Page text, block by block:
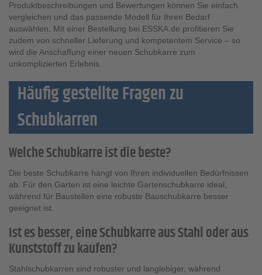
Produktbeschreibungen und Bewertungen können Sie einfach
vergleichen und das passende Modell für Ihren Bedarf
auswählen. Mit einer Bestellung bei ESSKA.de profitieren Sie
zudem von schneller Lieferung und kompetentem Service – so
wird die Anschaffung einer neuen Schubkarre zum
unkomplizierten Erlebnis.
Häufig gestellte Fragen zu
Schubkarren
Welche Schubkarre ist die beste?
Die beste Schubkarre hängt von Ihren individuellen Bedürfnissen
ab. Für den Garten ist eine leichte Gartenschubkarre ideal,
während für Baustellen eine robuste Bauschubkarre besser
geeignet ist.
Ist es besser, eine Schubkarre aus Stahl oder aus
Kunststoff zu kaufen?
Stahlschubkarren sind robuster und langlebiger, während